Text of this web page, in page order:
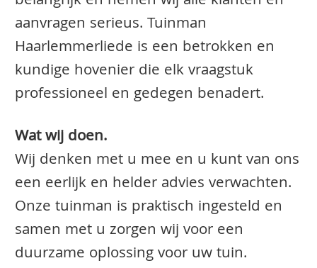
aanvragen serieus. Tuinman
Haarlemmerliede is een betrokken en
kundige hovenier die elk vraagstuk
professioneel en gedegen benadert.
Wat wij doen.
Wij denken met u mee en u kunt van ons
een eerlijk en helder advies verwachten.
Onze tuinman is praktisch ingesteld en
samen met u zorgen wij voor een
duurzame oplossing voor uw tuin.